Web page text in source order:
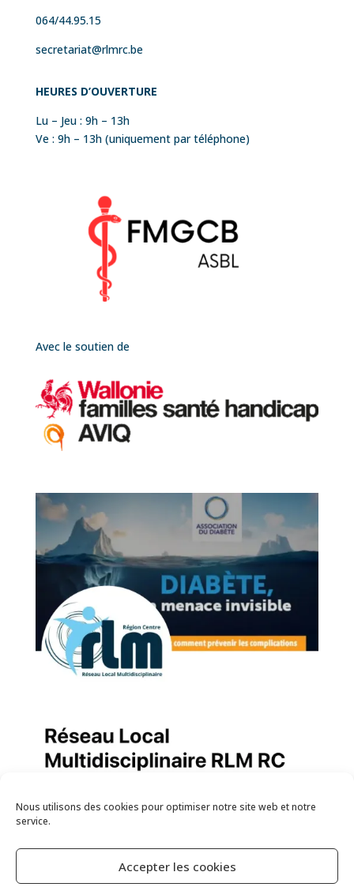
Nous utilisons des cookies pour optimiser notre site web et notre
service.
Accepter les cookies
064/44.95.15
secretariat@rlmrc.be
HEURES D’OUVERTURE
Lu – Jeu : 9h – 13h
Ve : 9h – 13h (uniquement par téléphone)
Avec le soutien de